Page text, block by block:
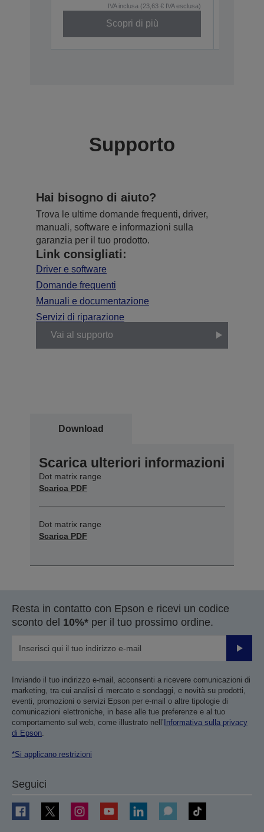
IVA inclusa (23,63 € IVA esclusa)
Scopri di più
Supporto
Hai bisogno di aiuto?
Trova le ultime domande frequenti, driver,
manuali, software e informazioni sulla
garanzia per il tuo prodotto.
Link consigliati:
Driver e software
Domande frequenti
Manuali e documentazione
Servizi di riparazione
Vai al supporto
Download
Scarica ulteriori informazioni
Dot matrix range
Scarica PDF
Dot matrix range
Scarica PDF
Resta in contatto con Epson e ricevi un codice
sconto del 10%* per il tuo prossimo ordine.
Invia
Inviando il tuo indirizzo e-mail, acconsenti a ricevere comunicazioni di
marketing, tra cui analisi di mercato e sondaggi, e novità su prodotti,
eventi, promozioni o servizi Epson per e-mail o altre tipologie di
comunicazioni elettroniche, in base alle tue preferenze e al tuo
comportamento sul web, come illustrato nell’ Informativa sulla privacy
di Epson
*Si applicano restrizioni
Seguici